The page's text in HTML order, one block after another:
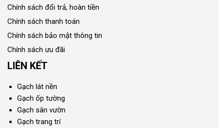
Chính sách đổi trả, hoàn tiền
Chính sách thanh toán
Chính sách bảo mật thông tin
Chính sách ưu đãi
LIÊN KẾT
Gạch lát nền
Gạch ốp tường
Gạch sân vườn
Gạch trang trí